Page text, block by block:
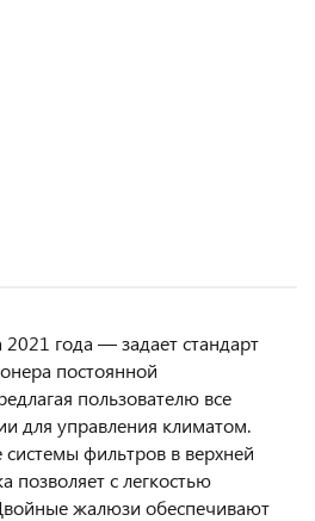
года — задает стандарт
постоянной
пользователю все
для управления климатом.
фильтров в верхней
позволяет с легкостью
жалюзи обеспечивают